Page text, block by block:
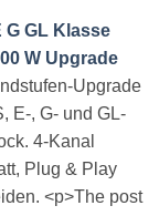
G GL Klasse
W Upgrade
Upgrade
E-, G- und GL-
4-Kanal
Plug & Play
<p>The post